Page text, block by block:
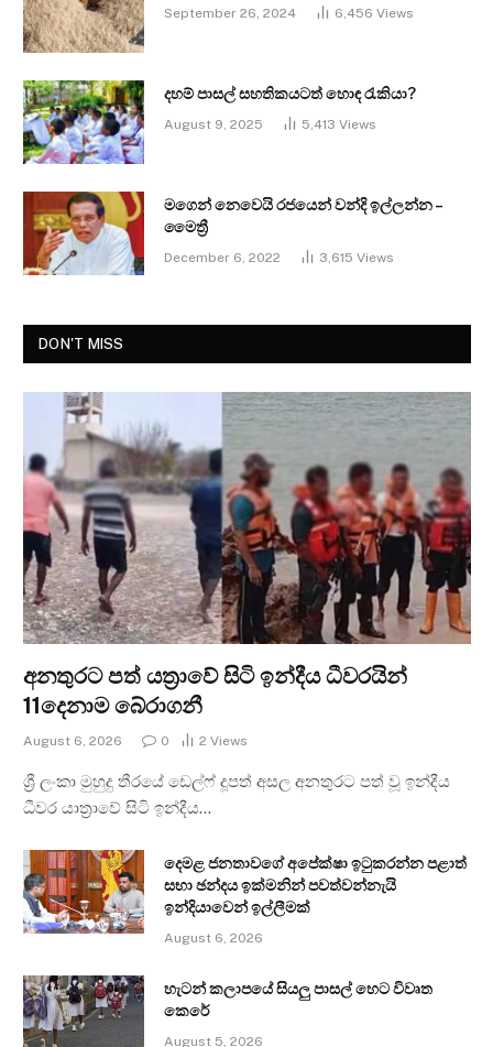
September 26, 2024 6,456 Views
දහම් පාසල් සහතිකයටත් හොඳ රැකියා?
August 9, 2025 5,413 Views
මගෙන් නෙවෙයි රජයෙන් වන්දි ඉල්ලන්න –
මෛත්‍රී
December 6, 2022 3,615 Views
DON'T MISS
අනතුරට පත් යත්‍රාවේ සිටි ඉන්දීය ධීවරයින්
11දෙනාම බේරාගනී
August 6, 2026 0 2 Views
ශ්‍රී ලංකා මුහුදු තීරයේ ඩෙල්ෆ් දූපත් අසල අනතුරට පත් වූ ඉන්දීය
ධීවර යාත්‍රාවේ සිටි ඉන්දීය…
දෙමළ ජනතාවගේ අපේක්ෂා ඉටුකරන්න පළාත්
සභා ඡන්දය ඉක්මනින් පවත්වන්නැයි
ඉන්දියාවෙන් ඉල්ලීමක්
August 6, 2026
හැටන් කලාපයේ සියලු පාසල් හෙට විවෘත
කෙරේ
August 5, 2026